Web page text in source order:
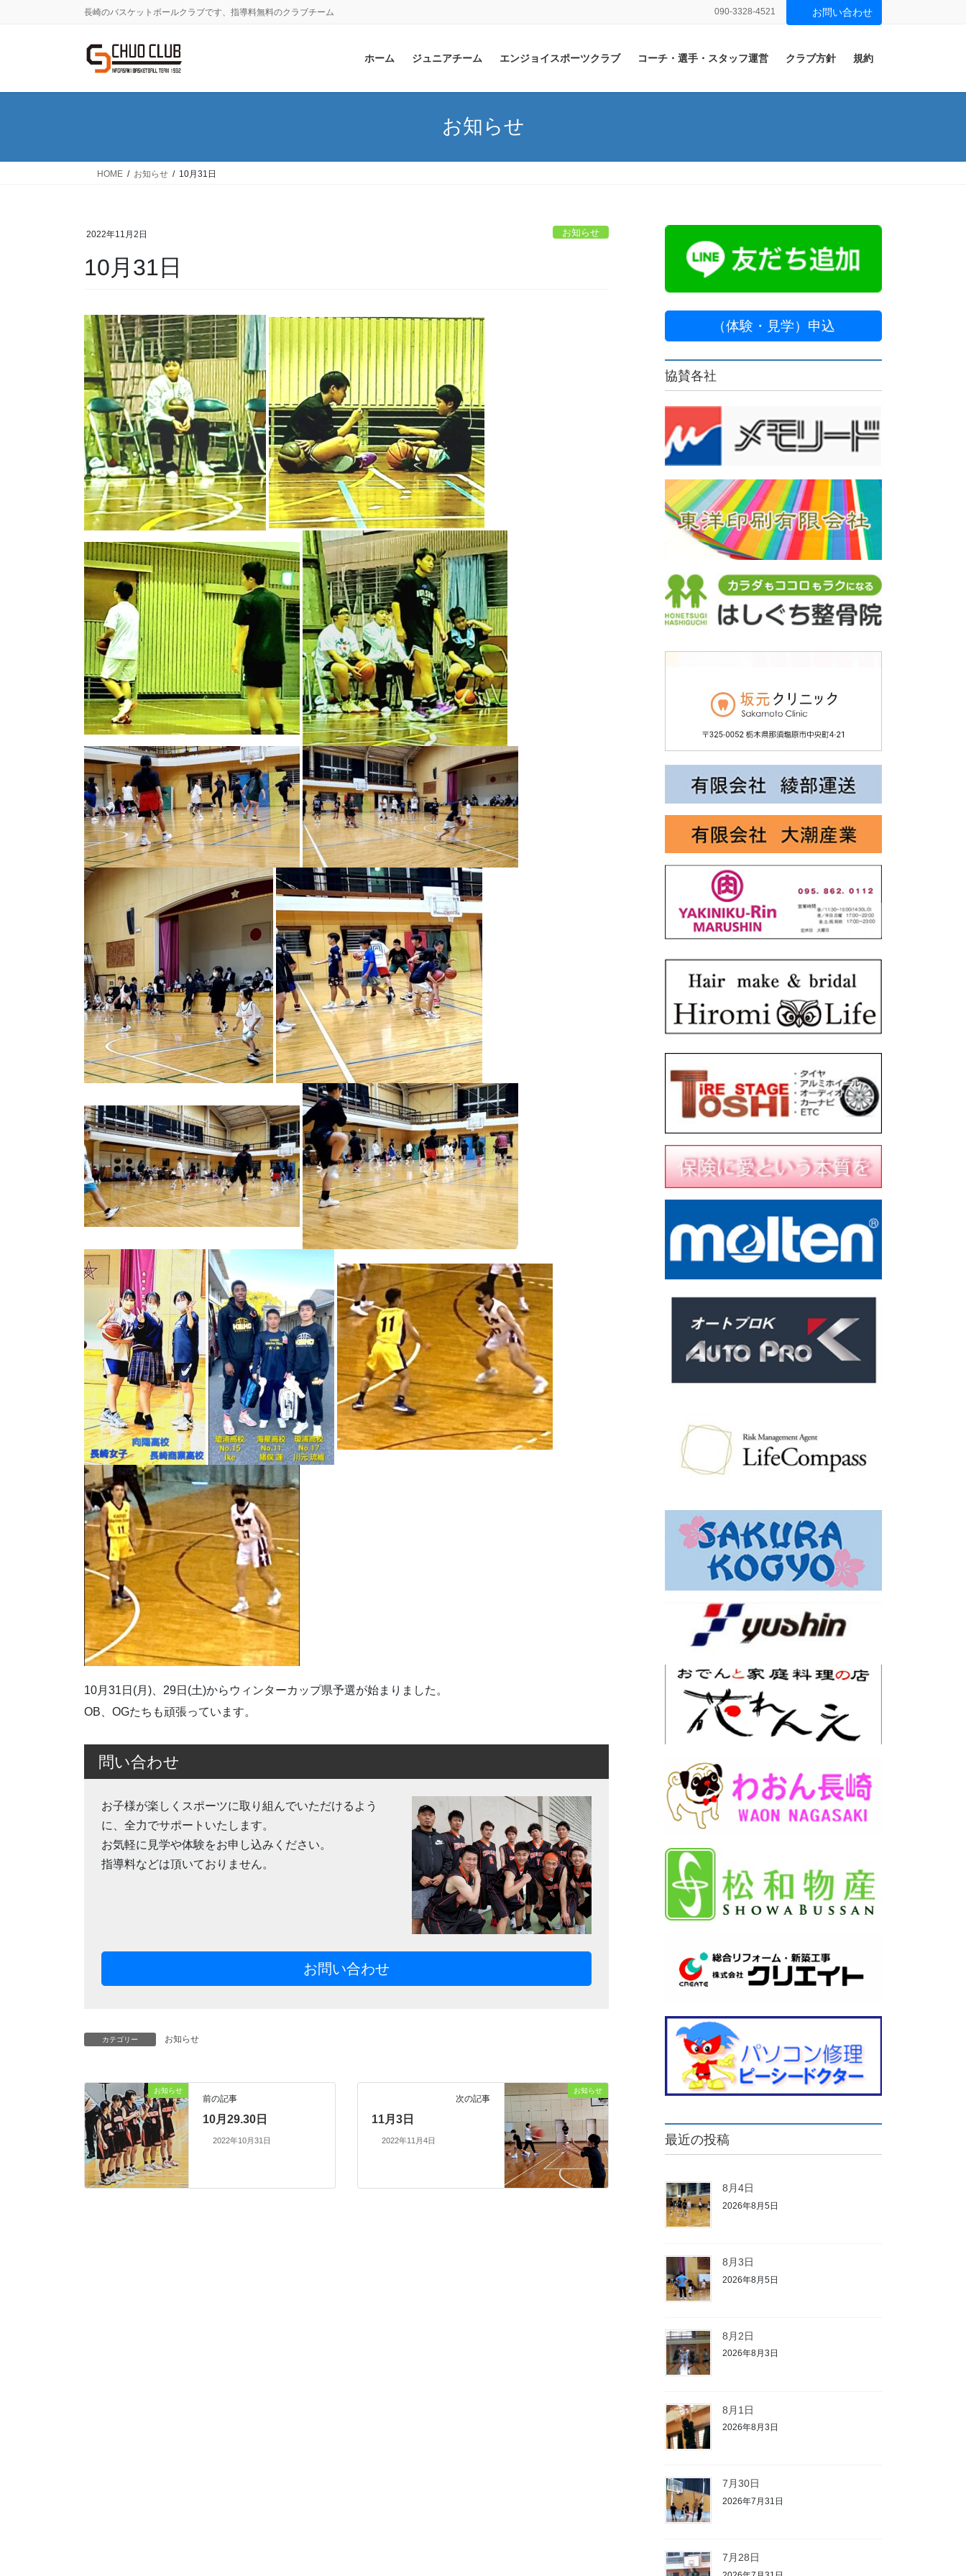
に
ョ
動
長崎のバスケットボールクラブです、指導料無料のクラブチーム 090-3328-4521 お問い合わせ
ホーム ジュニアチーム エンジョイスポーツクラブ コーチ・選手・スタッフ運営 クラブ方針 規約
お知らせ
HOME お知らせ 10月31日
2022年11月2日 お知らせ
10月31日
10月31日(月)、29日(土)からウィンターカップ県予選が始まりました。
OB、OGたちも頑張っています。
問い合わせ
お子様が楽しくスポーツに取り組んでいただけるよう
に、全力でサポートいたします。
お気軽に見学や体験をお申し込みください。
指導料などは頂いておりません。
お問い合わせ
カテゴリー お知らせ
お知らせ
前の記事
10月29.30日
2022年10月31日
お知らせ
次の記事
11月3日
2022年11月4日
（体験・見学）申込
協賛各社
最近の投稿
8月4日
2026年8月5日
8月3日
2026年8月5日
8月2日
2026年8月3日
8月1日
2026年8月3日
7月30日
2026年7月31日
7月28日